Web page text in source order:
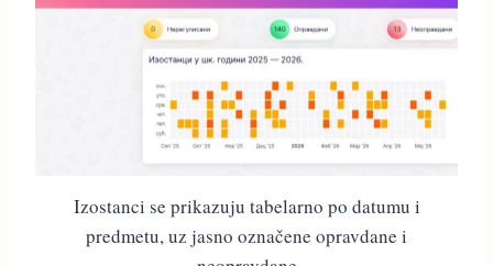
Izostanci se prikazuju tabelarno po datumu i
predmetu, uz jasno označene opravdane i